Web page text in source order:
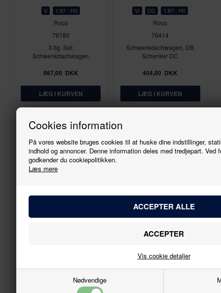
Cookies information
På vores website bruges cookies til at huske dine indstillinger,
indhold og annoncer. Denne information deles med tredjepart. Ved
godkender du cookiepolitikken.
Læs mere
Nødvendige
Vis cookie detaljer
V 1:87 - H0
Roco
76180
3-tlg. Set:
Schwenkdachwagen
967,00 DKK
VI DC 1:87 - H0
Roco
76414
Schwenkdachwagen, DB
Schenker DC
404,00 DKK
1:87 - H0
83016
Bliv den første til at høre, når der
modeller.